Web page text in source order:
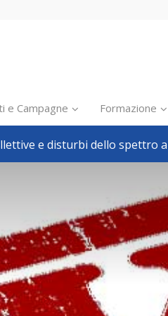
Inclusione scolastica
Inclusione lavorativa
Sport
Pillole
Formazione
Avvisi, bandi
Ricerca e Scienza
Welfare locale
e Campagne Formazione
e disturbi dello spettro